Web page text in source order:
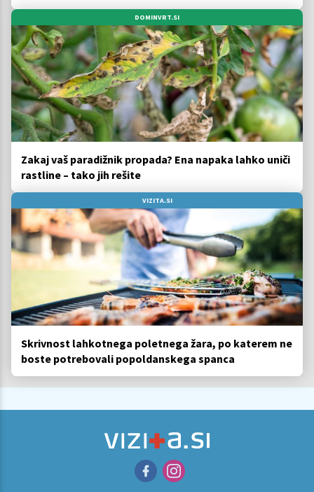
DOMINVRT.SI
Zakaj vaš paradižnik propada? Ena napaka lahko uniči
rastline – tako jih rešite
VIZITA.SI
Skrivnost lahkotnega poletnega žara, po katerem ne
boste potrebovali popoldanskega spanca